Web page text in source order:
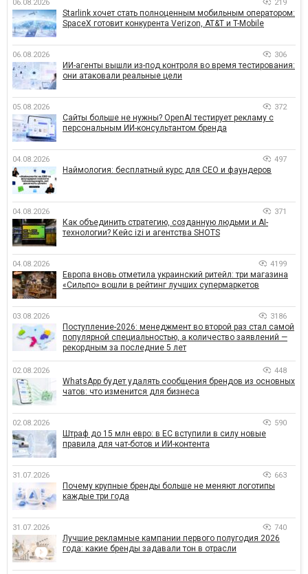
06.08.2026 219
Starlink хочет стать полноценным мобильным оператором:
SpaceX готовит конкурента Verizon, AT&T и T-Mobile
06.08.2026 306
ИИ-агенты вышли из-под контроля во время тестирования:
они атаковали реальные цели
05.08.2026 372
Сайты больше не нужны? OpenAI тестирует рекламу с
персональным ИИ-консультантом бренда
04.08.2026 497
Наймология: бесплатный курс для CEO и фаундеров
04.08.2026 371
Как объединить стратегию, созданную людьми и AI-
технологии? Кейс izi и агентства SHOTS
04.08.2026 4199
Европа вновь отметила украинский ритейл: три магазина
«Сильпо» вошли в рейтинг лучших супермаркетов
03.08.2026 3186
Поступление-2026: менеджмент во второй раз стал самой
популярной специальностью, а количество заявлений —
рекордным за последние 5 лет
02.08.2026 448
WhatsApp будет удалять сообщения брендов из основных
чатов: что изменится для бизнеса
02.08.2026 590
Штраф до 15 млн евро: в ЕС вступили в силу новые
правила для чат-ботов и ИИ-контента
31.07.2026 663
Почему крупные бренды больше не меняют логотипы
каждые три года
31.07.2026 740
Лучшие рекламные кампании первого полугодия 2026
года: какие бренды задавали тон в отрасли